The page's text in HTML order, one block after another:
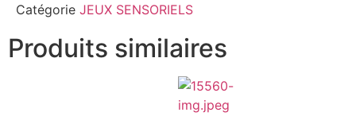
Catégorie JEUX SENSORIELS
Produits similaires